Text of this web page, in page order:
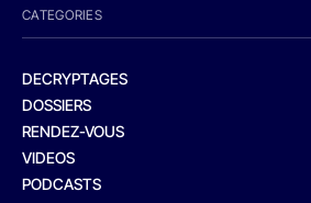
CATEGORIES
DECRYPTAGES
DOSSIERS
RENDEZ-VOUS
VIDEOS
PODCASTS